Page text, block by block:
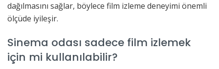
dağılmasını sağlar, böylece film izleme deneyimi önemli
ölçüde iyileşir.
Sinema odası sadece film izlemek
için mi kullanılabilir?